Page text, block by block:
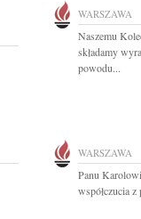
WARSZAWA
Naszemu
składamy
powodu...
WARSZAWA
Panu
współczucia